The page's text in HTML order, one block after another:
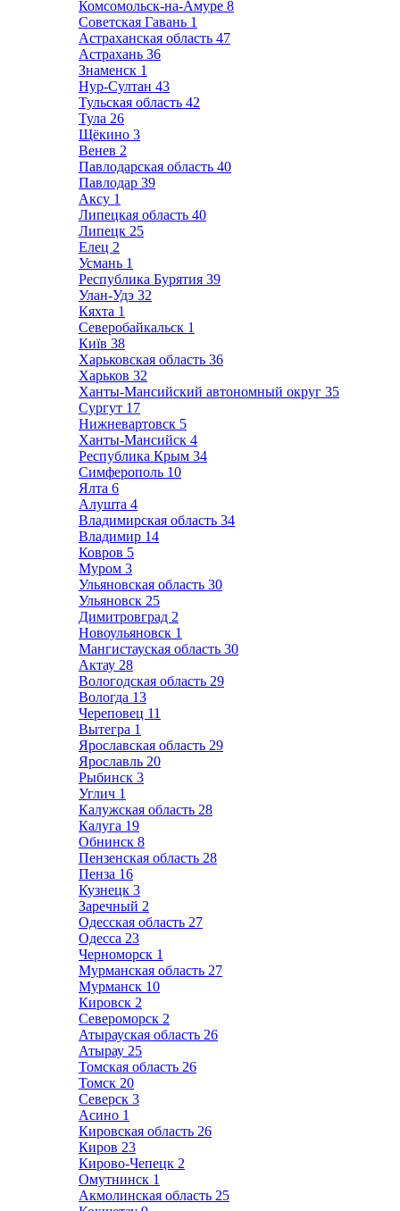
Комсомольск-на-Амуре 8
Советская Гавань 1
Астраханская область 47
Астрахань 36
Знаменск 1
Нур-Султан 43
Тульская область 42
Тула 26
Щёкино 3
Венев 2
Павлодарская область 40
Павлодар 39
Аксу 1
Липецкая область 40
Липецк 25
Елец 2
Усмань 1
Республика Бурятия 39
Улан-Удэ 32
Кяхта 1
Северобайкальск 1
Київ 38
Харьковская область 36
Харьков 32
Ханты-Мансийский автономный округ 35
Сургут 17
Нижневартовск 5
Ханты-Мансийск 4
Республика Крым 34
Симферополь 10
Ялта 6
Алушта 4
Владимирская область 34
Владимир 14
Ковров 5
Муром 3
Ульяновская область 30
Ульяновск 25
Димитровград 2
Новоульяновск 1
Мангистауская область 30
Актау 28
Вологодская область 29
Вологда 13
Череповец 11
Вытегра 1
Ярославская область 29
Ярославль 20
Рыбинск 3
Углич 1
Калужская область 28
Калуга 19
Обнинск 8
Пензенская область 28
Пенза 16
Кузнецк 3
Заречный 2
Одесская область 27
Одесса 23
Черноморск 1
Мурманская область 27
Мурманск 10
Кировск 2
Североморск 2
Атырауская область 26
Атырау 25
Томская область 26
Томск 20
Северск 3
Асино 1
Кировская область 26
Киров 23
Кирово-Чепецк 2
Омутнинск 1
Акмолинская область 25